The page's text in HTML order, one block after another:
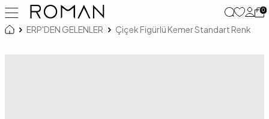
0
ERP'DEN GELENLER Çiçek Figürlü Kemer Standart Renk